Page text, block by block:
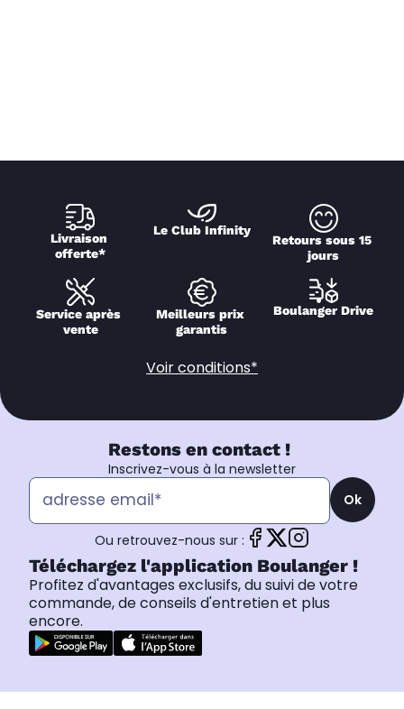
Livraison
offerte*
Le Club Infinity
Retours sous 15
jours
Service après
vente
Meilleurs prix
garantis
Boulanger Drive
Voir conditions*
Restons en contact !
Inscrivez-vous à la newsletter
Ok
Ou retrouvez-nous sur :
Téléchargez l'application Boulanger !
Profitez d'avantages exclusifs, du suivi de votre
commande, de conseils d'entretien et plus
encore.